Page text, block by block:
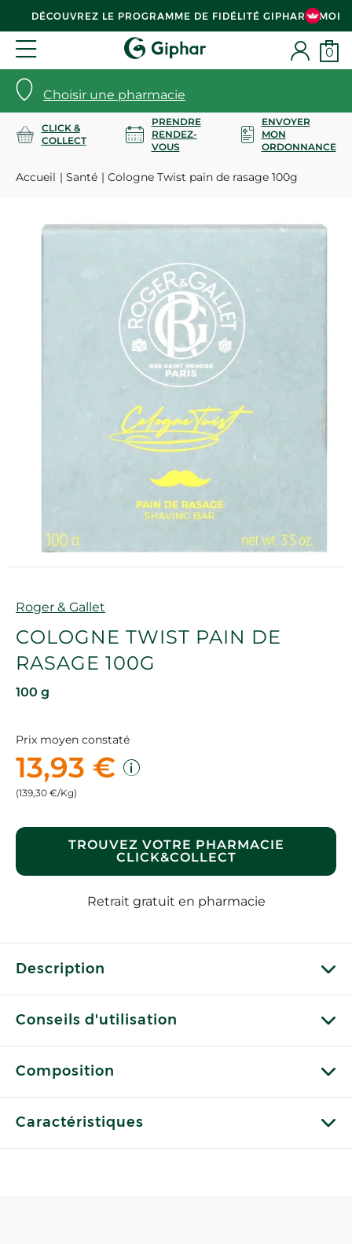
DÉCOUVREZ LE PROGRAMME DE FIDÉLITÉ GIPHAR & MOI
Choisir une pharmacie
0
CLICK &
COLLECT
PRENDRE
RENDEZ-
VOUS
ENVOYER
MON
ORDONNANCE
Accueil Santé Cologne Twist pain de rasage 100g
Marque
Roger & Gallet
COLOGNE TWIST PAIN DE
RASAGE 100G
100 g
Prix moyen constaté
13,93 €
(139,30 €/Kg)
TROUVEZ VOTRE PHARMACIE
CLICK&COLLECT
Retrait gratuit en pharmacie
Description
Conseils d'utilisation
Composition
Caractéristiques